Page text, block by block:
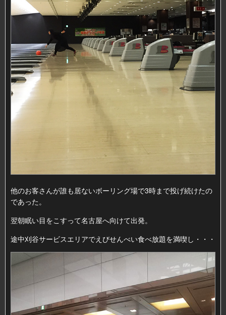
他のお客さんが誰も居ないボーリング場で3時まで投げ続けたの
であった。
翌朝眠い目をこすって名古屋へ向けて出発。
途中刈谷サービスエリアでえびせんべい食べ放題を満喫し・・・